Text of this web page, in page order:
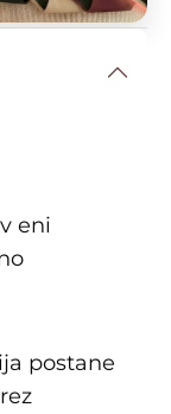
eni
postane